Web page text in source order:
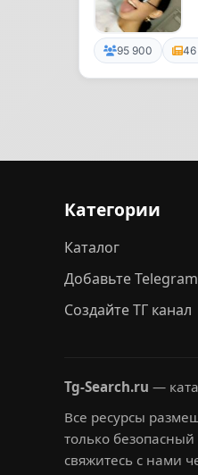
95 900 46
Категории
Каталог
Добавьте
Создайте ТГ канал
Tg-Search.ru —
Все ресурсы
только
свяжитесь с нами